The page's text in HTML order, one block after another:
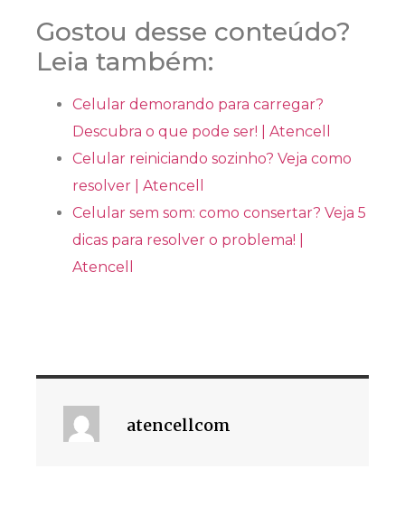
Gostou desse conteúdo?
Leia também:
Celular demorando para carregar?
Descubra o que pode ser! | Atencell
Celular reiniciando sozinho? Veja como
resolver | Atencell
Celular sem som: como consertar? Veja 5
dicas para resolver o problema! |
Atencell
atencellcom